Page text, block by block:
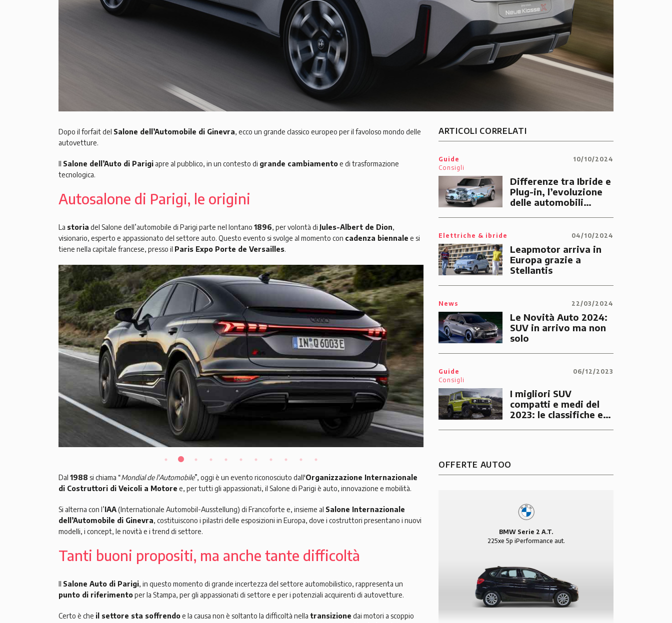
Dopo il forfait del Salone dell’Automobile di Ginevra, ecco un grande classico europeo per il favoloso mondo delle
autovetture.
Il Salone dell’Auto di Parigi apre al pubblico, in un contesto di grande cambiamentoe di trasformazione
tecnologica.
Autosalone di Parigi, le origini
La storia del Salone dell’automobile di Parigi parte nel lontano 1896, per volontà di Jules-Albert de Dion,
visionario, esperto e appassionato del settore auto. Questo evento si svolge al momento con cadenza biennale e si
tiene nella capitale francese, presso il Paris Expo Porte de Versailles.
Dal 1988 si chiama “Mondial de l'Automobile”, oggi è un evento riconosciuto dall'Organizzazione Internazionale
di Costruttori di Veicoli a Motore e, per tutti gli appassionati, il Salone di Parigi è auto, innovazione e mobilità.
Si alterna con l’IAA(Internationale Automobil-Ausstellung) di Francoforte e, insieme al Salone Internazionale
dell’Automobile di Ginevra, costituiscono i pilastri delle esposizioni in Europa, dove i costruttori presentano i nuovi
modelli, i concept, le novità e i trend di settore.
Tanti buoni propositi, ma anche tante difficoltà
Il Salone Auto di Parigi, in questo momento di grande incertezza del settore automobilistico, rappresenta un
punto di riferimentoper la Stampa, per gli appassionati di settore e per i potenziali acquirenti di autovetture.
Certo è che il settore sta soffrendoe la causa non è soltanto la difficoltà nella transizione dai motori a scoppio
ARTICOLI CORRELATI
Guide
Consigli
10/10/2024
Differenze tra Ibride e
Plug-in, l’evoluzione
delle automobili
Elettriche & ibride 04/10/2024
Leapmotor arriva in
Europa grazie a
Stellantis
News 22/03/2024
Le Novità Auto 2024:
SUV in arrivo ma non
solo
Guide
Consigli
06/12/2023
I migliori SUV
compatti e medi del
2023: le classifiche e i
OFFERTE AUTOO
BMW Serie 2 A.T.
225xe 5p iPerformance aut.